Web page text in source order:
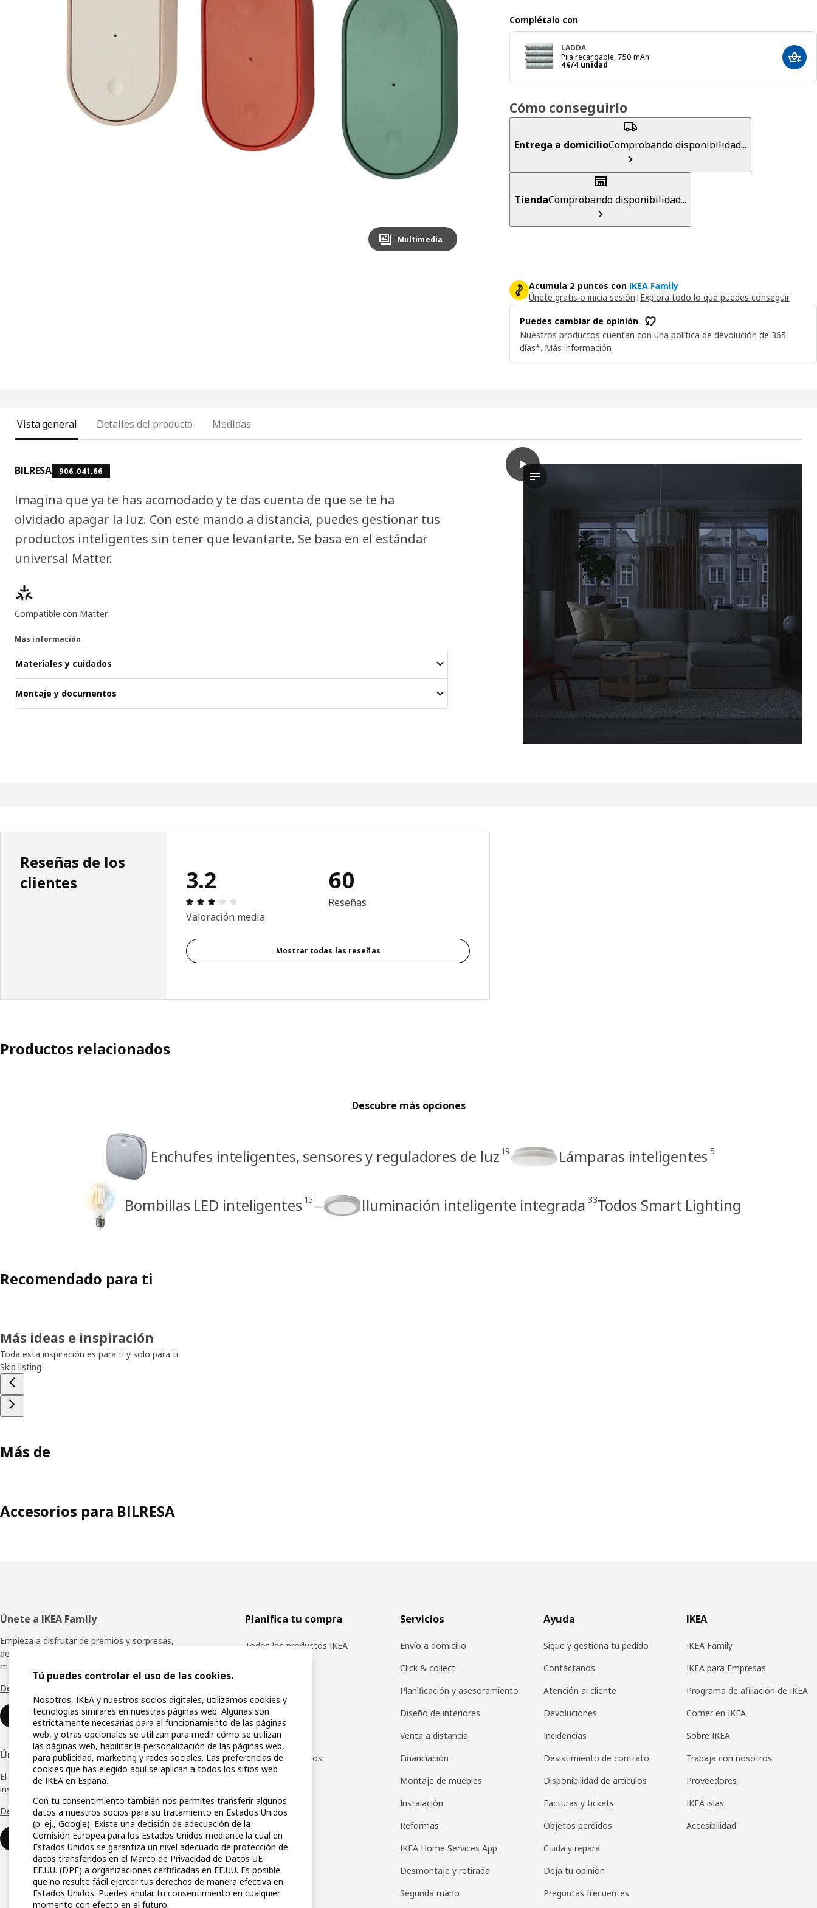
Image zoomed out, normal view
Multimedia
Complétalo con
LADDA
Pila recargable, 750 mAh
4€/4 unidad
El precio 4€/4 unidad
Cómo conseguirlo
Entrega a domicilioComprobando disponibilidad...
TiendaComprobando disponibilidad...
Acumula 2 puntos con IKEA Family
Únete gratis o inicia sesión | Explora todo lo que puedes conseguir
Puedes cambiar de opinión
Nuestros productos cuentan con una política de devolución de 365
días*. Más información
Vista general Detalles del producto Medidas
BILRESA 906.041.66
Imagina que ya te has acomodado y te das cuenta de que se te ha
olvidado apagar la luz. Con este mando a distancia, puedes gestionar tus
productos inteligentes sin tener que levantarte. Se basa en el estándar
universal Matter.
Características del producto
Compatible con Matter
Más información
Materiales y cuidados
Montaje y documentos
play
El vídeo muestra un producto llamado BILRESA, descrito como un kit
BILRESA Kit mando a distancia, dos botones/colores variados
Reseñas de los
clientes
3.2
Reseña: 3.2 de 5 estrellas. Revisiones totales: 60
Valoración media
60
Reseñas
Mostrar todas las reseñas
Productos relacionados
Descubre más opciones
Enchufes inteligentes, sensores y reguladores de luz 19 Lámparas inteligentes 5
Bombillas LED inteligentes 15 Iluminación inteligente integrada 33Todos Smart Lighting
Recomendado para ti
Más ideas e inspiración
Toda esta inspiración es para ti y solo para ti.
Skip listing
Más de
Accesorios para BILRESA
Pie
de
página
Únete a IKEA Family
Empieza a disfrutar de premios y sorpresas,
descuentos especiales y muchas ventajas
más.
Descubre todos los beneficios
Unirse o iniciar sesión
Únete a la Red IKEA para Empresas
El club de empresas que te ofrece ofertas,
inspiración y consejos para tu negocio.
Descubre todas las ventajas
Unirse o iniciar sesión
Planifica tu compra
Todos los productos IKEA
Comprar en IKEA
IKEA Apps
Guías de productos
Tarjetas regalo
Medios de pago
Servicios
Envío a domicilio
Click & collect
Planificación y asesoramiento
Diseño de interiores
Venta a distancia
Financiación
Montaje de muebles
Instalación
Reformas
IKEA Home Services App
Desmontaje y retirada
Segunda mano
Ayuda
Sigue y gestiona tu pedido
Contáctanos
Atención al cliente
Devoluciones
Incidencias
Desistimiento de contrato
Disponibilidad de artículos
Facturas y tickets
Objetos perdidos
Cuida y repara
Deja tu opinión
Preguntas frecuentes
IKEA
IKEA Family
IKEA para Empresas
Programa de afiliación de IKEA
Comer en IKEA
Sobre IKEA
Trabaja con nosotros
Proveedores
IKEA islas
Accesibilidad
Tú puedes controlar el uso de las cookies.
Nosotros, IKEA y nuestros socios digitales, utilizamos cookies y
tecnologías similares en nuestras páginas web. Algunas son
estrictamente necesarias para el funcionamiento de las páginas
web, y otras opcionales se utilizan para medir cómo se utilizan
las páginas web, habilitar la personalización de las páginas web,
para publicidad, marketing y redes sociales. Las preferencias de
cookies que has elegido aquí se aplican a todos los sitios web
de IKEA en España.
Con tu consentimiento también nos permites transferir algunos
datos a nuestros socios para su tratamiento en Estados Unidos
(p. ej., Google). Existe una decisión de adecuación de la
Comisión Europea para los Estados Unidos mediante la cual en
Estados Unidos se garantiza un nivel adecuado de protección de
datos transferidos en el Marco de Privacidad de Datos UE-
EE.UU. (DPF) a organizaciones certificadas en EE.UU. Es posible
que no resulte fácil ejercer tus derechos de manera efectiva en
Estados Unidos. Puedes anular tu consentimiento en cualquier
momento con efecto en el futuro.